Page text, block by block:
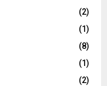
(2)
(1)
(8)
(1)
(2)